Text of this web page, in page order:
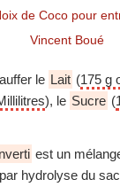
le Lait (175 g
), le Sucre (
est un
hydrolyse du